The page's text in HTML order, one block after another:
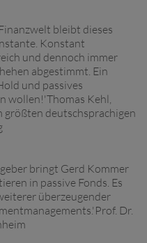
bleibt dieses
Konstant
und dennoch immer
abgestimmt. Ein
und passives
wollen!'Thomas Kehl,
deutschsprachigen
bringt Gerd Kommer
in passive Fonds. Es
überzeugender
Dr.